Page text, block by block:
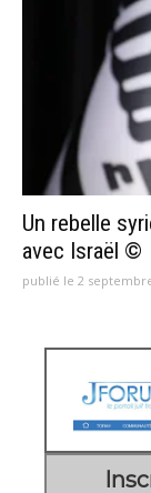
Un rebelle
avec Israël ©
publié le 2